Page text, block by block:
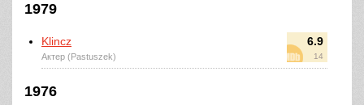
1979
6.9
14
Klincz
Актер (Pastuszek)
1976